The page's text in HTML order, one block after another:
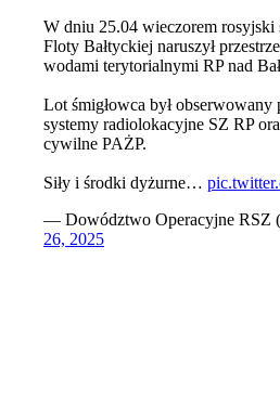
W dniu 25.04 wieczorem
Floty Bałtyckiej naruszył
wodami terytorialnymi RP nad
Lot śmigłowca był
systemy radiolokacyjne SZ RP
cywilne PAŻP.
Siły i środki dyżurne…
— Dowództwo Operacyjne RSZ
26, 2025